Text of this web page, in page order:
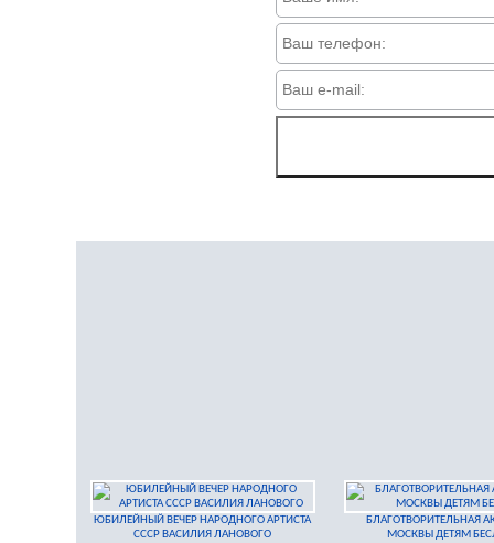
ЮБИЛЕЙНЫЙ ВЕЧЕР НАРОДНОГО АРТИСТА
СССР ВАСИЛИЯ ЛАНОВОГО
БЛАГОТВОРИТЕЛЬНАЯ
МОСКВЫ ДЕТЯМ